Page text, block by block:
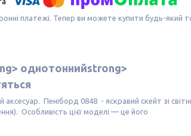
платежі. Тепер ви можете купити будь-який
однотоннийstrong>
Пеніборд 0848 - яскравий скейт зі
Особливість цієї моделі — це його